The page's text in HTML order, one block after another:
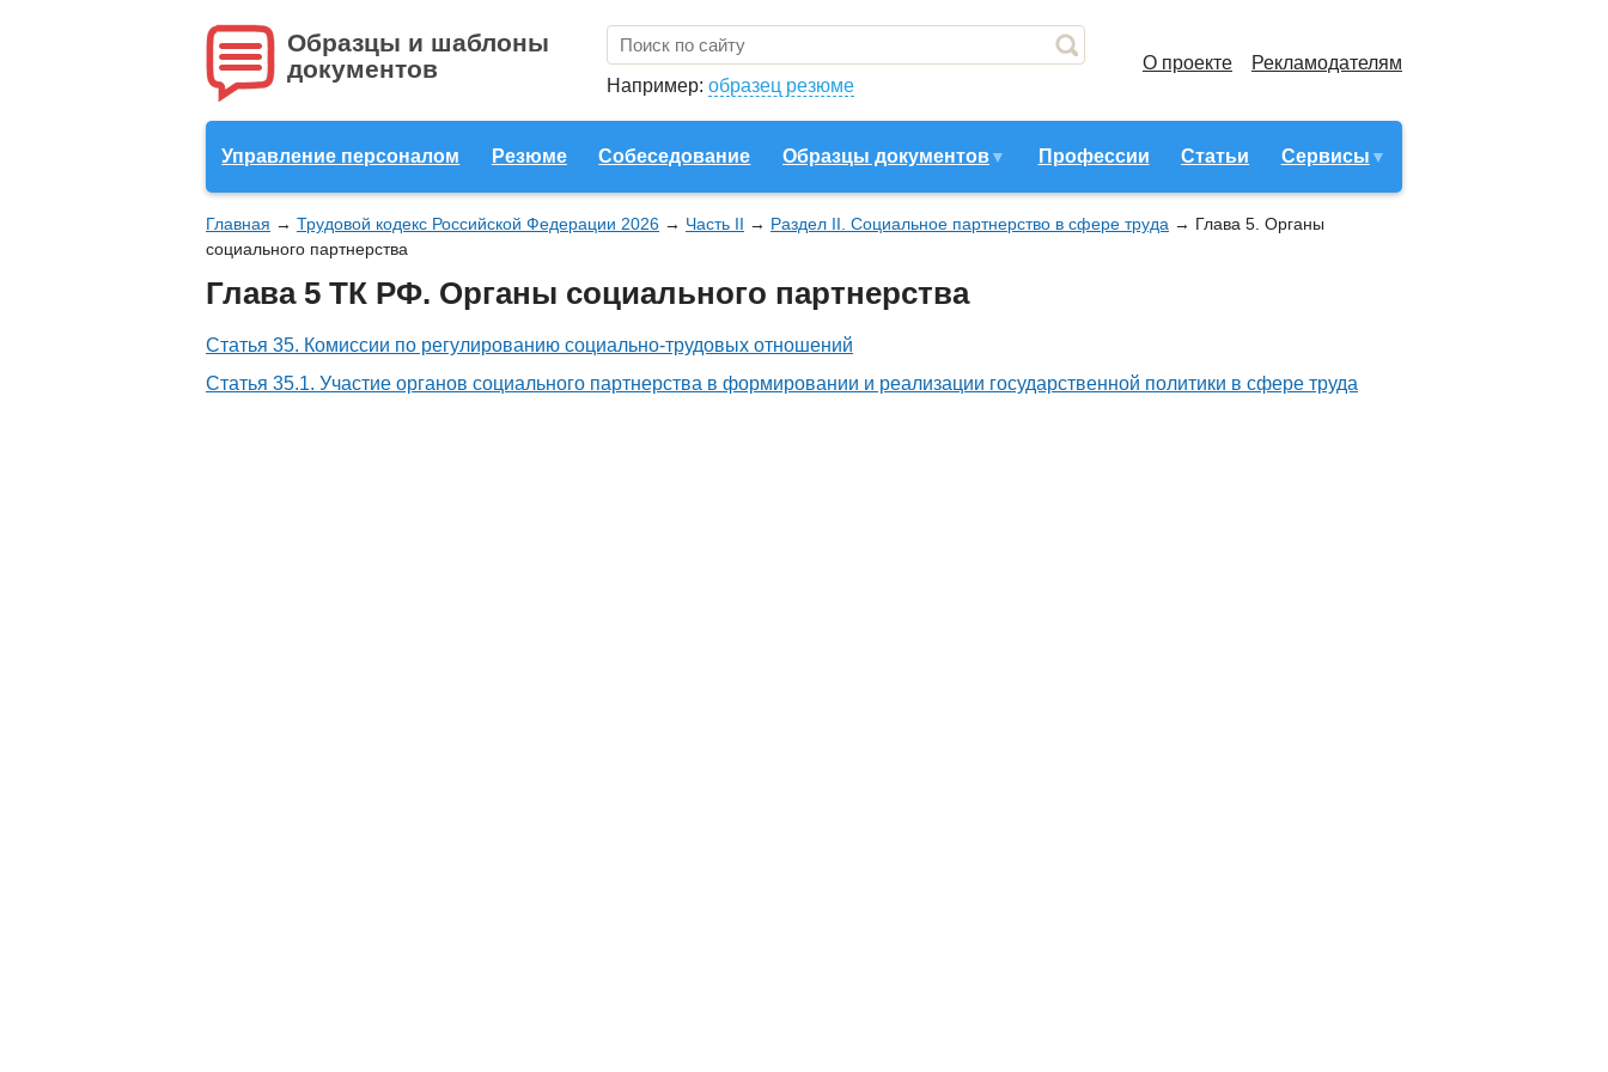
Образцы и шаблоны
документов
Например: образец резюме
О проекте Рекламодателям
Управление персоналом Резюме Собеседование Образцы документов Профессии Статьи Сервисы
Главная → Трудовой кодекс Российской Федерации 2026 → Часть II → Раздел II. Социальное партнерство в сфере труда → Глава 5. Органы
социального партнерства
Глава 5 ТК РФ. Органы социального партнерства
Статья 35. Комиссии по регулированию социально-трудовых отношений
Статья 35.1. Участие органов социального партнерства в формировании и реализации государственной политики в сфере труда